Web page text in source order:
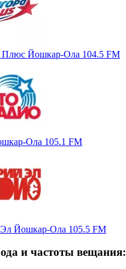
Плюс Йошкар-Ола 104.5 FM
Ола 105.1 FM
Йошкар-Ола 105.5 FM
и частоты вещания: